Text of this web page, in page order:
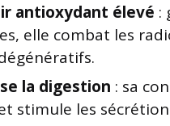
antioxydant élevé :
elle combat les
la digestion : sa
stimule les